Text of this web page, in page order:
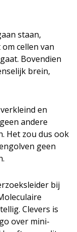
staan,
cellen van
Bovendien
brein,
en
andere
Het zou dus ook
geen
bij
Clevers is
over mini-